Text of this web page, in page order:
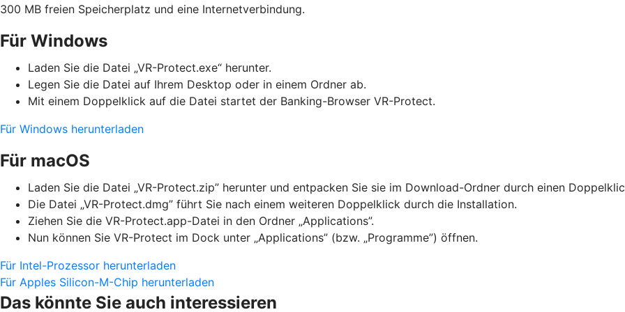
300 MB freien Speicherplatz und eine Internetverbindung.
Für Windows
Laden Sie die Datei „VR-Protect.exe“ herunter.
Legen Sie die Datei auf Ihrem Desktop oder in einem Ordner ab.
Mit einem Doppelklick auf die Datei startet der Banking-Browser VR-Protect.
Für Windows herunterladen
Für macOS
Laden Sie die Datei „VR-Protect.zip” herunter und entpacken Sie sie im Download-Ordner durch einen
Die Datei „VR-Protect.dmg” führt Sie nach einem weiteren Doppelklick durch die Installation.
Ziehen Sie die VR-Protect.app-Datei in den Ordner „Applications”.
Nun können Sie VR-Protect im Dock unter „Applications” (bzw. „Programme”) öffnen.
Für Intel-Prozessor herunterladen
Für Apples Silicon-M-Chip herunterladen
Das könnte Sie auch interessieren